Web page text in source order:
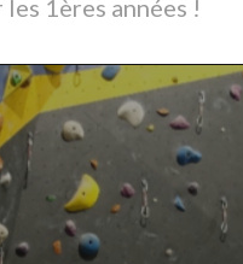
1ères années !